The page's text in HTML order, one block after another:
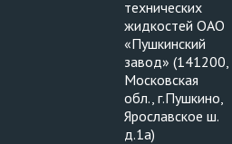
технических
жидкостей ОАО
«Пушкинский
завод» (141200,
Московская
обл., г.Пушкино,
Ярославское ш.
д.1а)